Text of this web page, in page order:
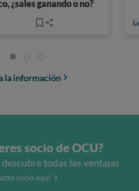
¿sales ganando o no?
la información
socio de OCU?
todas las ventajas
socio aquí